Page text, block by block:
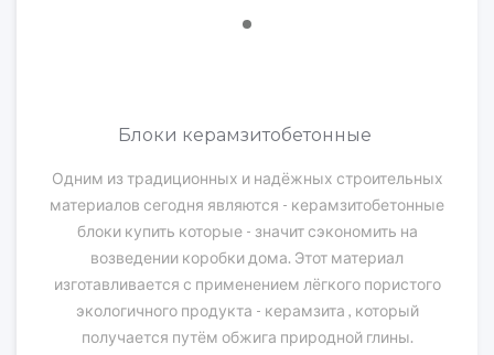
Блоки керамзитобетонные
Одним из традиционных и надёжных строительных
материалов сегодня являются - керамзитобетонные
блоки купить которые - значит сэкономить на
возведении коробки дома. Этот материал
изготавливается с применением лёгкого пористого
экологичного продукта - керамзита , который
получается путём обжига природной глины.